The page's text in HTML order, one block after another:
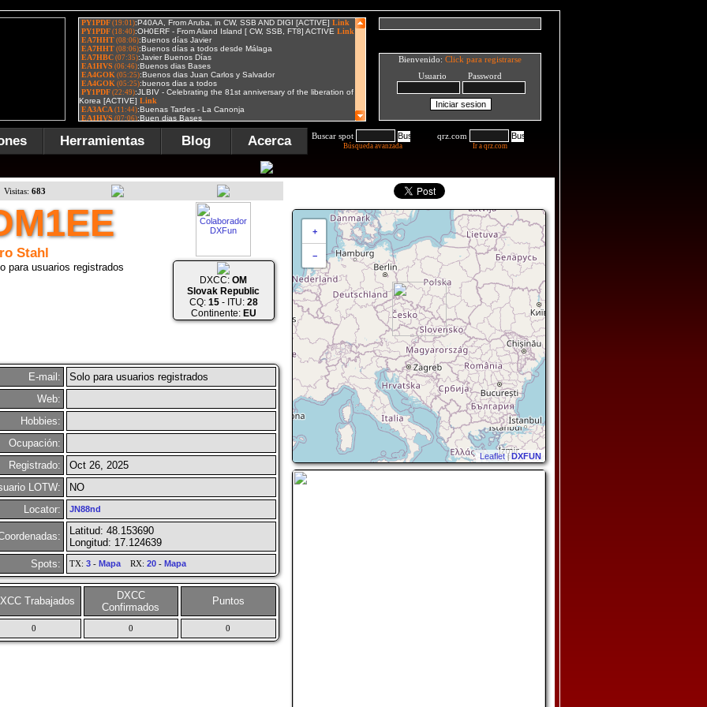
Bienvenido: Click para registrarse
Usuario Password
Herramientas Blog Acerca Buscar spot
Búsqueda avanzada
qrz.com
Ir a qrz.com
Visitas: 683
+
−
Leaflet|DXFUN
Stahl
para usuarios registrados
DXCC: OM
Slovak Republic
CQ: 15- ITU: 28
Continente: EU
E-mail:
Solo para usuarios registrados
Web:
Hobbies:
Ocupación:
Registrado:
Oct 26, 2025
LOTW:
NO
Locator:
JN88nd
Latitud: 48.153690
Longitud: 17.124639
Spots:
TX: 3- MapaRX: 20- Mapa
Trabajados
DXCC
Confirmados
Puntos
0 0 0